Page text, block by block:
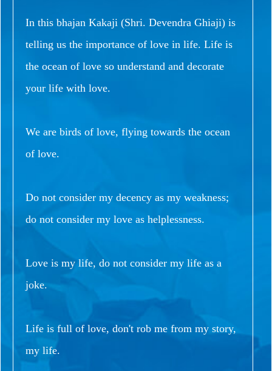
In this bhajan Kakaji (Shri. Devendra Ghiaji) is
telling us the importance of love in life. Life is
the ocean of love so understand and decorate
your life with love.
We are birds of love, flying towards the ocean
of love.
Do not consider my decency as my weakness;
do not consider my love as helplessness.
Love is my life, do not consider my life as a
joke.
Life is full of love, don't rob me from my story,
my life.